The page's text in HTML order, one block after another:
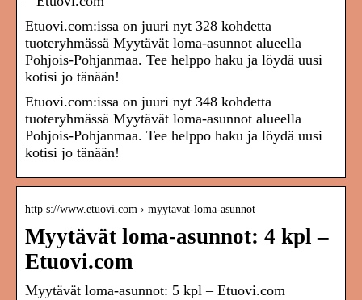
Etuovi.com:issa on juuri nyt 328 kohdetta
tuoteryhmässä Myytävät loma-asunnot alueella
Pohjois-Pohjanmaa. Tee helppo haku ja löydä uusi
kotisi jo tänään!
Etuovi.com:issa on juuri nyt 348 kohdetta
tuoteryhmässä Myytävät loma-asunnot alueella
Pohjois-Pohjanmaa. Tee helppo haku ja löydä uusi
kotisi jo tänään!
http s://www.etuovi.com › myytavat-loma-asunnot
Myytävät loma-asunnot: 4 kpl –
Etuovi.com
Myytävät loma-asunnot: 5 kpl – Etuovi.com